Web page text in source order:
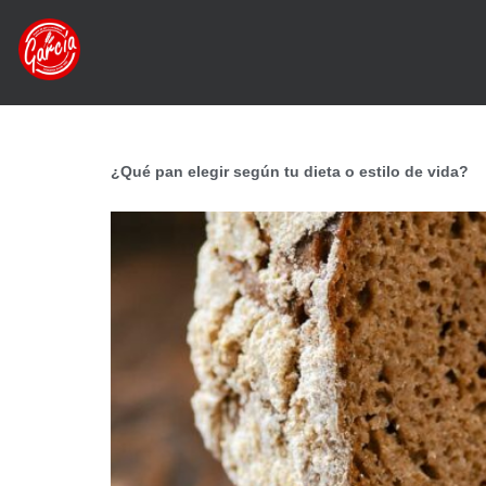
¿Qué pan elegir según tu dieta o estilo de vida?